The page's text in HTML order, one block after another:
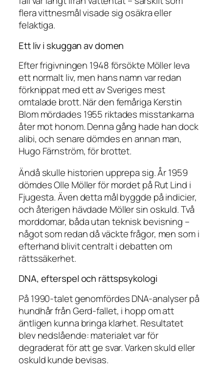
flera vittnesmål visade sig osäkra eller
felaktiga.
Ett liv i skuggan av domen
Efter frigivningen 1948 försökte Möller leva
ett normalt liv, men hans namn var redan
förknippat med ett av Sveriges mest
omtalade brott. När den femåriga Kerstin
Blom mördades 1955 riktades misstankarna
åter mot honom. Denna gång hade han dock
alibi, och senare dömdes en annan man,
Hugo Färnström, för brottet.
Ändå skulle historien upprepa sig. År 1959
dömdes Olle Möller för mordet på Rut Lind i
Fjugesta. Även detta mål byggde på indicier,
och återigen hävdade Möller sin oskuld. Två
morddomar, båda utan teknisk bevisning –
något som redan då väckte frågor, men som i
efterhand blivit centralt i debatten om
rättssäkerhet.
DNA, efterspel och rättspsykologi
På 1990-talet genomfördes DNA-analyser på
hundhår från Gerd-fallet, i hopp om att
äntligen kunna bringa klarhet. Resultatet
blev nedslående: materialet var för
degraderat för att ge svar. Varken skuld eller
oskuld kunde bevisas.